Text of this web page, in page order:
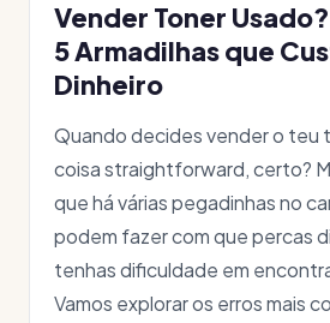
Vender Toner
5 Armadilhas que
Dinheiro
Quando decides vender o teu
coisa straightforward, certo?
que há várias pegadinhas no
podem fazer com que percas
tenhas dificuldade em
Vamos explorar os erros mais